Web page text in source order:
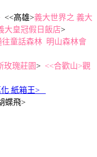
<<高雄>義大世界之 義大
大皇冠假日飯店>
往童話森林 明山森林會
玫瑰莊園> <<合歡山>觀
化 紙箱王>
驚見胡蝶飛>